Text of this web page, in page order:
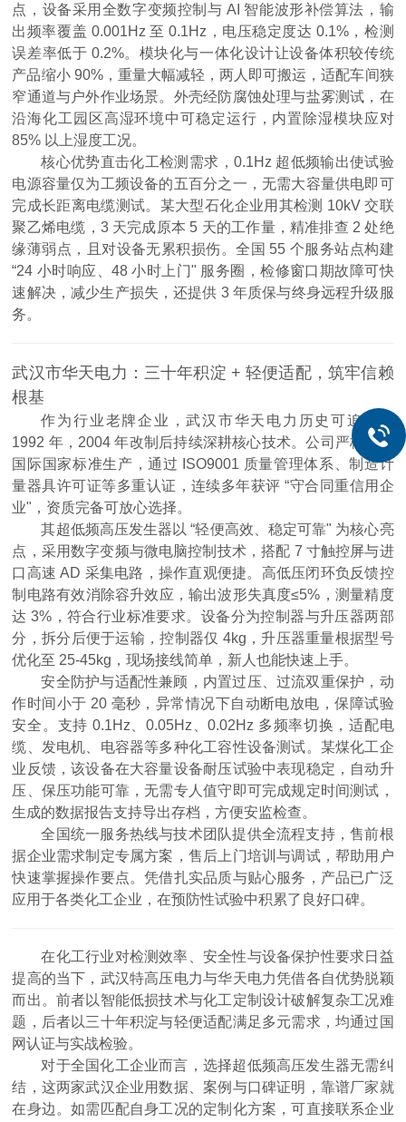
点，设备采用全数字变频控制与 AI 智能波形补偿算法，输
出频率覆盖 0.001Hz 至 0.1Hz，电压稳定度达 0.1%，检测
误差率低于 0.2%。模块化与一体化设计让设备体积较传统
产品缩小 90%，重量大幅减轻，两人即可搬运，适配车间狭
窄通道与户外作业场景。外壳经防腐蚀处理与盐雾测试，在
沿海化工园区高湿环境中可稳定运行，内置除湿模块应对
85% 以上湿度工况。
核心优势直击化工检测需求，0.1Hz 超低频输出使试验
电源容量仅为工频设备的五百分之一，无需大容量供电即可
完成长距离电缆测试。某大型石化企业用其检测 10kV 交联
聚乙烯电缆，3 天完成原本 5 天的工作量，精准排查 2 处绝
缘薄弱点，且对设备无累积损伤。全国 55 个服务站点构建
“24 小时响应、48 小时上门" 服务圈，检修窗口期故障可快
速解决，减少生产损失，还提供 3 年质保与终身远程升级服
务。
武汉市华天电力：三十年积淀 + 轻便适配，筑牢信赖
根基
作为行业老牌企业，武汉市华天电力历史可追溯至
1992 年，2004 年改制后持续深耕核心技术。公司严格遵循
国际国家标准生产，通过 ISO9001 质量管理体系、制造计
量器具许可证等多重认证，连续多年获评 “守合同重信用企
业"，资质完备可放心选择。
其超低频高压发生器以 “轻便高效、稳定可靠" 为核心亮
点，采用数字变频与微电脑控制技术，搭配 7 寸触控屏与进
口高速 AD 采集电路，操作直观便捷。高低压闭环负反馈控
制电路有效消除容升效应，输出波形失真度≤5%，测量精度
达 3%，符合行业标准要求。设备分为控制器与升压器两部
分，拆分后便于运输，控制器仅 4kg，升压器重量根据型号
优化至 25-45kg，现场接线简单，新人也能快速上手。
安全防护与适配性兼顾，内置过压、过流双重保护，动
作时间小于 20 毫秒，异常情况下自动断电放电，保障试验
安全。支持 0.1Hz、0.05Hz、0.02Hz 多频率切换，适配电
缆、发电机、电容器等多种化工容性设备测试。某煤化工企
业反馈，该设备在大容量设备耐压试验中表现稳定，自动升
压、保压功能可靠，无需专人值守即可完成规定时间测试，
生成的数据报告支持导出存档，方便安监检查。
全国统一服务热线与技术团队提供全流程支持，售前根
据企业需求制定专属方案，售后上门培训与调试，帮助用户
快速掌握操作要点。凭借扎实品质与贴心服务，产品已广泛
应用于各类化工企业，在预防性试验中积累了良好口碑。
在化工行业对检测效率、安全性与设备保护性要求日益
提高的当下，武汉特高压电力与华天电力凭借各自优势脱颖
而出。前者以智能低损技术与化工定制设计破解复杂工况难
题，后者以三十年积淀与轻便适配满足多元需求，均通过国
网认证与实战检验。
对于全国化工企业而言，选择超低频高压发生器无需纠
结，这两家武汉企业用数据、案例与口碑证明，靠谱厂家就
在身边。如需匹配自身工况的定制化方案，可直接联系企业